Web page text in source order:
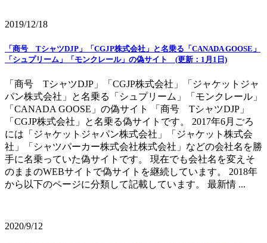
2019/12/18
「商号 TシャツDJP」「CGJP株式会社」と名乗る「CANADA GOOSE」
「シュプリーム」「モンクレール」の偽サイト (更新：1月1日)
「商号 TシャツDJP」「CGJP株式会社」「ジャケットジャ
パン株式会社」と名乗る「シュプリーム」「モンクレール」
「CANADA GOOSE」の偽サイト 「商号 TシャツDJP」
「CGJP株式会社」と名乗る偽サイトです。 2017年6月ごろ
には「ジャケットジャパン株式会社」「ジャケット株式会
社」「シャツパーカー株式会社株式会社」などの会社名を勝
手に名乗っていた偽サイトです。 現在でも会社名を変えそ
のままのWEBサイトで偽サイトを継続しています。 2018年
から以下のページに分類して記載しています。 最新情 ...
2020/9/12